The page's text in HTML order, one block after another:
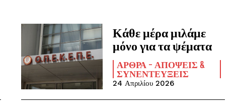
Κάθε μέρα μιλάμε
μόνο για τα ψέματα
ΆΡΘΡΑ - ΑΠΌΨΕΙΣ &
ΣΥΝΕΝΤΕΎΞΕΙΣ
24 Απριλίου 2026